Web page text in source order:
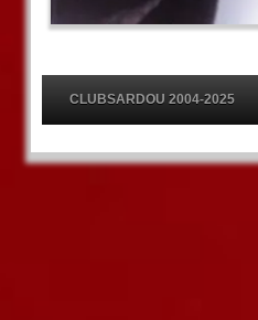
CLUBSARDOU 2004-2025